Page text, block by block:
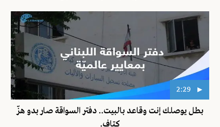
2:29
بطل يوصلك إنت وقاعد بالبيت.. دفتر السواقة صار بدو هزّ
كتاف.